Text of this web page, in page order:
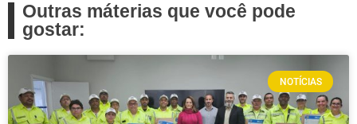
Outras máterias que você pode
gostar:
NOTÍCIAS